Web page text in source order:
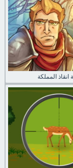
انقاذ المملكة